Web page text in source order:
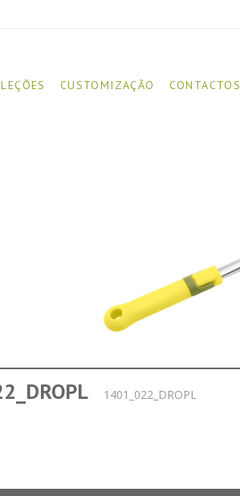
CUSTOMIZAÇÃO CONTACTOS
1401_022_DROPL